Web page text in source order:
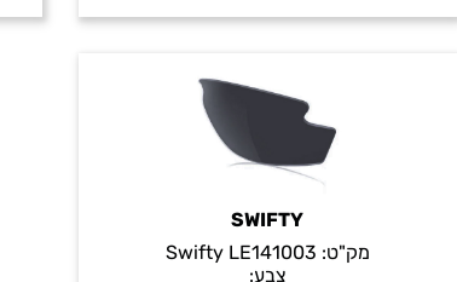
SWIFTY
מק"ט: Swifty LE141003
צבע: